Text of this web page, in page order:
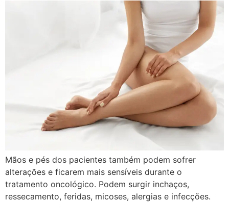
Mãos e pés dos pacientes também podem sofrer
alterações e ficarem mais sensíveis durante o
tratamento oncológico. Podem surgir inchaços,
ressecamento, feridas, micoses, alergias e infecções.